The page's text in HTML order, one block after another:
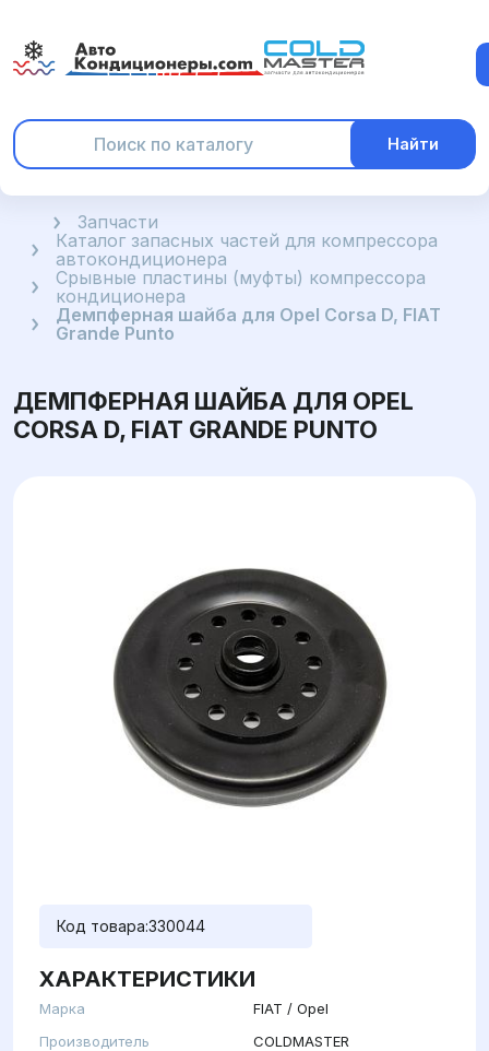
Найти
ГлавнаяЗапчасти
Каталог запасных частей для компрессора
автокондиционера
Срывные пластины (муфты) компрессора
кондиционера
Демпферная шайба для Opel Corsa D, FIAT
Grande Punto
ДЕМПФЕРНАЯ ШАЙБА ДЛЯ OPEL
CORSA D, FIAT GRANDE PUNTO
Код товара:330044
ХАРАКТЕРИСТИКИ
Марка
FIAT / Opel
Производитель
COLDMASTER